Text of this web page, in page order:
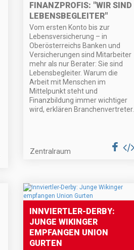
FINANZPROFIS: "WIR SIND
LEBENSBEGLEITER"
Vom ersten Konto bis zur
Lebensversicherung – in
Oberösterreichs Banken und
Versicherungen sind Mitarbeiter
mehr als nur Berater: Sie sind
Lebensbegleiter. Warum die
Arbeit mit Menschen im
Mittelpunkt steht und
Finanzbildung immer wichtiger
wird, erklären Branchenvertreter.
Zentralraum
INNVIERTLER-DERBY:
JUNGE WIKINGER
EMPFANGEN UNION
GURTEN